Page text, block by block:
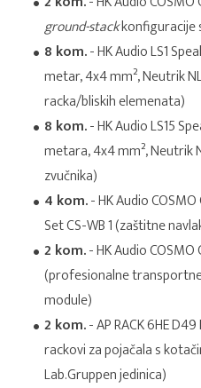
ground-stackkonfiguracije
8 kom.- HK Audio LS1
metar, 4x4 mm², Neutrik
racka/bliskih elemenata)
8 kom.- HK Audio LS15
metara, 4x4 mm², Neutrik
zvučnika)
4 kom.- HK Audio
Set CS-WB 1 (zaštitne
2 kom.- HK Audio
(profesionalne
module)
2 kom.- AP RACK 6HE
rackovi za pojačala s
Lab.Gruppen jedinica)